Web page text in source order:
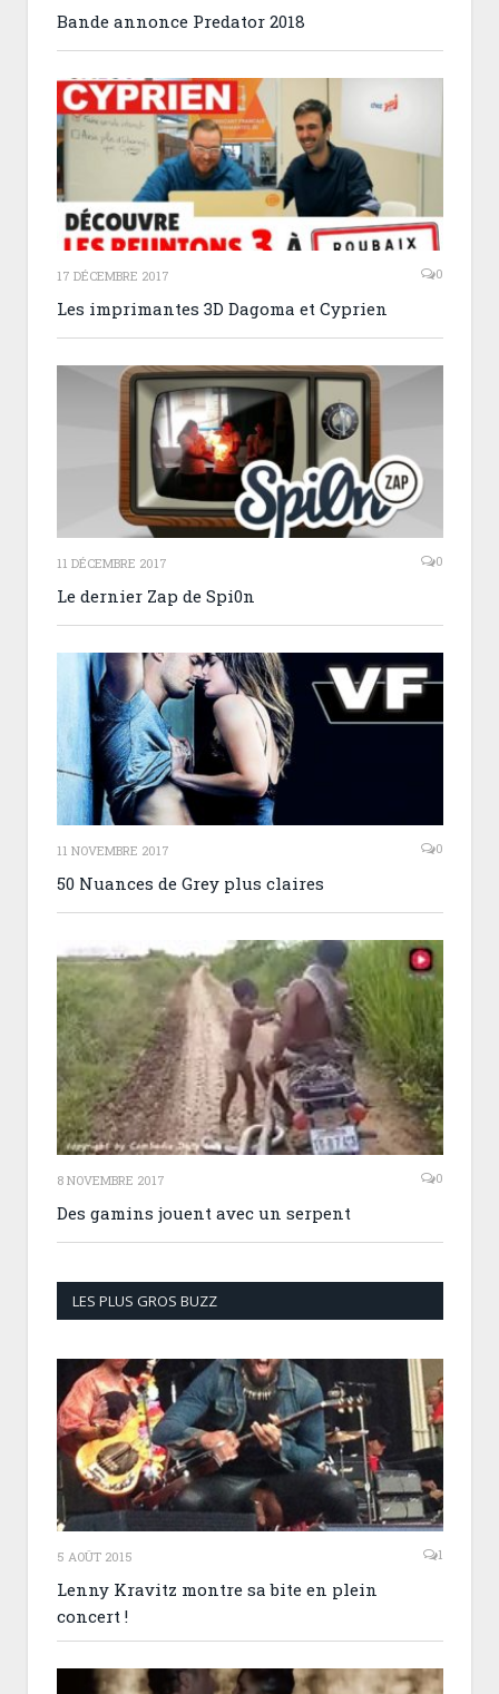
Bande annonce Predator 2018
17 DÉCEMBRE 2017 0
Les imprimantes 3D Dagoma et Cyprien
11 DÉCEMBRE 2017 0
Le dernier Zap de Spi0n
11 NOVEMBRE 2017 0
50 Nuances de Grey plus claires
8 NOVEMBRE 2017 0
Des gamins jouent avec un serpent
LES PLUS GROS BUZZ
5 AOÛT 2015 1
Lenny Kravitz montre sa bite en plein
concert !